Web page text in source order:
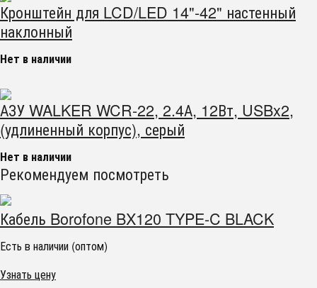
Кронштейн для LCD/LED 14"-42" настенный
наклонный
Нет в наличии
АЗУ WALKER WCR-22, 2.4А, 12Вт, USBx2,
(удлиненный корпус), серый
Нет в наличии
Рекомендуем посмотреть
Кабель Borofone BX120 TYPE-C BLACK
Есть в наличии (оптом)
Узнать цену